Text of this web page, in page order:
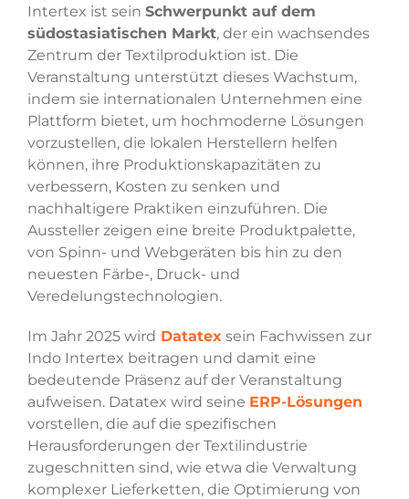
Intertex ist sein Schwerpunkt auf dem
südostasiatischen Markt, der ein wachsendes
Zentrum der Textilproduktion ist. Die
Veranstaltung unterstützt dieses Wachstum,
indem sie internationalen Unternehmen eine
Plattform bietet, um hochmoderne Lösungen
vorzustellen, die lokalen Herstellern helfen
können, ihre Produktionskapazitäten zu
verbessern, Kosten zu senken und
nachhaltigere Praktiken einzuführen. Die
Aussteller zeigen eine breite Produktpalette,
von Spinn- und Webgeräten bis hin zu den
neuesten Färbe-, Druck- und
Veredelungstechnologien.
Im Jahr 2025 wird Datatex sein Fachwissen zur
Indo Intertex beitragen und damit eine
bedeutende Präsenz auf der Veranstaltung
aufweisen. Datatex wird seine ERP-Lösungen
vorstellen, die auf die spezifischen
Herausforderungen der Textilindustrie
zugeschnitten sind, wie etwa die Verwaltung
komplexer Lieferketten, die Optimierung von